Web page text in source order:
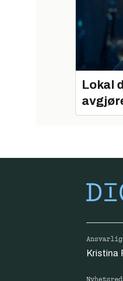
Lokal
Kristina